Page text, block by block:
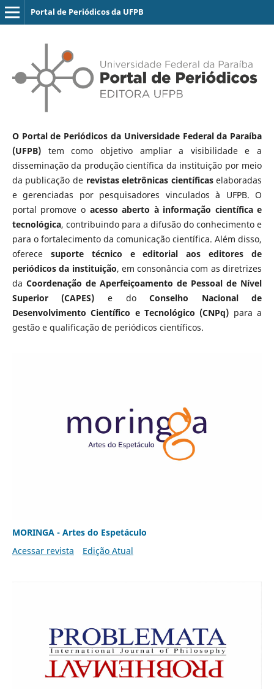
Portal de Periódicos da UFPB
O Portal de Periódicos da Universidade Federal da Paraíba
(UFPB)tem como objetivo ampliar a visibilidade e a
disseminação da produção científica da instituição por meio
da publicação de revistas eletrônicas científicaselaboradas
e gerenciadas por pesquisadores vinculados à UFPB. O
portal promove o acesso aberto à informação científica e
tecnológica, contribuindo para a difusão do conhecimento e
para o fortalecimento da comunicação científica. Além disso,
oferece suporte técnico e editorial aos editores de
periódicos da instituição, em consonância com as diretrizes
da Coordenação de Aperfeiçoamento de Pessoal de Nível
Superior (CAPES) e doConselho Nacional de
Desenvolvimento Científico e Tecnológico (CNPq) para a
gestão e qualificação de periódicos científicos.
MORINGA - Artes do Espetáculo
Acessar revista
Edição Atual